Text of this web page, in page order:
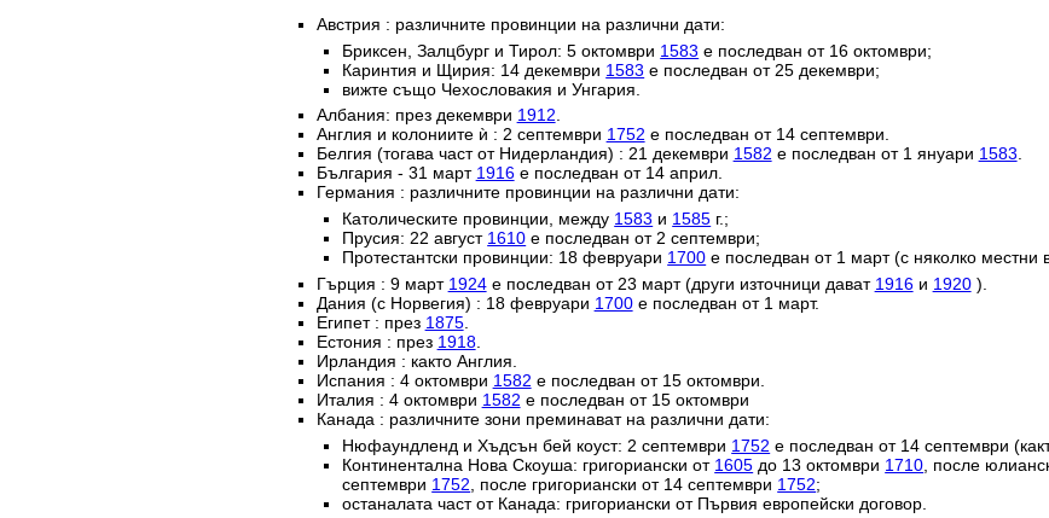
Австрия : различните провинции на различни дати:
Бриксен, Залцбург и Тирол: 5 октомври 1583 е последван от 16 октомври;
Каринтия и Щирия: 14 декември 1583 е последван от 25 декември;
вижте също Чехословакия и Унгария.
Албания: през декември 1912.
Англия и колониите ѝ : 2 септември 1752 е последван от 14 септември.
Белгия (тогава част от Нидерландия) : 21 декември 1582 е последван от 1 януари 1583.
България - 31 март 1916е последван от 14 април.
Германия : различните провинции на различни дати:
Католическите провинции, между 1583 и 1585 г.;
Прусия: 22 август 1610 е последван от 2 септември;
Протестантски провинции: 18 февруари 1700 е последван от 1 март (с няколко местни
Гърция : 9 март 1924е последван от 23 март (други източници дават 1916и 1920).
Дания (с Норвегия) : 18 февруари 1700е последван от 1 март.
Египет : през 1875.
Естония : през 1918.
Ирландия : както Англия.
Испания : 4 октомври 1582 е последван от 15 октомври.
Италия : 4 октомври 1582 е последван от 15 октомври
Канада : различните зони преминават на различни дати:
Нюфаундленд и Хъдсън бей коуст: 2 септември 1752 е последван от 14 септември
Континентална Нова Скоуша: григориански от 1605 до 13 октомври 1710 , после
септември 1752 , после григориански от 14 септември 1752;
останалата част от Канада: григориански от Първия европейски договор.